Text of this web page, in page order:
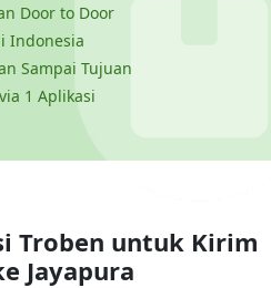
Door to Door
Indonesia
Sampai Tujuan
1 Aplikasi
Troben untuk Kirim
Jayapura